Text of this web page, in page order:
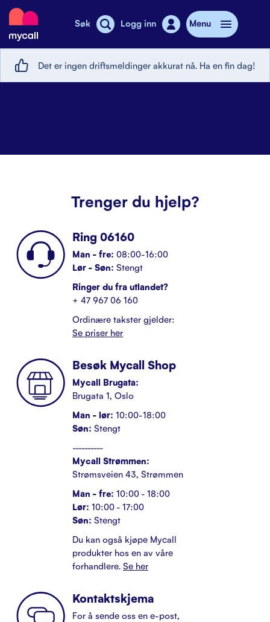
Mycall
Søk Logg inn Menu
Top-up
Stories
Kundeservice
Det er ingen driftsmeldinger akkurat nå. Ha en fin dag!
Trenger du hjelp?
Ring 06160
Man - fre: 08:00-16:00
Lør - Søn: Stengt
Ringer du fra utlandet?
+ 47 967 06 160
Ordinære takster gjelder:
Se priser her
Besøk Mycall Shop
Mycall Brugata:
Brugata 1, Oslo
Man - lør: 10:00-18:00
Søn: Stengt
----------
Mycall Strømmen:
Strømsveien 43, Strømmen
Man - fre: 10:00 - 18:00
Lør: 10:00 - 17:00
Søn: Stengt
Du kan også kjøpe Mycall
produkter hos en av våre
forhandlere. Se her
Kontaktskjema
For å sende oss en e-post,